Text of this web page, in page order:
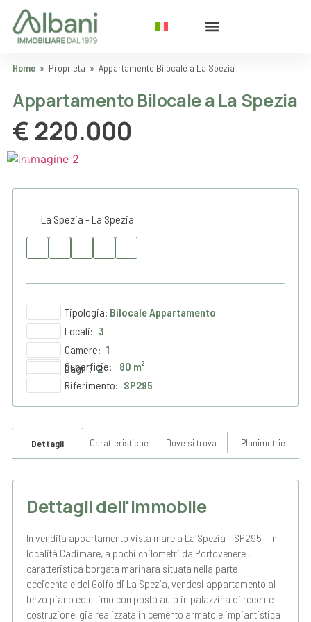
Home » Proprietà » Appartamento Bilocale a La Spezia
Appartamento Bilocale a La Spezia
€ 220.000
La Spezia - La Spezia
Tipologia: Bilocale Appartamento
Locali: 3
Camere: 1
Bagni: 2
Superficie:
80 m²
Riferimento: SP295
Dettagli Caratteristiche Dove si trova Planimetrie
Dettagli dell'immobile
In vendita appartamento vista mare a La Spezia - SP295 - In
località Cadimare, a pochi chilometri da Portovenere ,
caratteristica borgata marinara situata nella parte
occidentale del Golfo di La Spezia, vendesi appartamento al
terzo piano ed ultimo con posto auto in palazzina di recente
costruzione, già realizzata in cemento armato e impiantistica